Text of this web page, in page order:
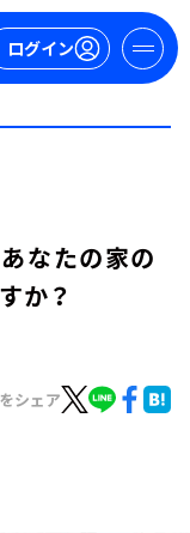
ログイン
あなたの家の
か？
シェア